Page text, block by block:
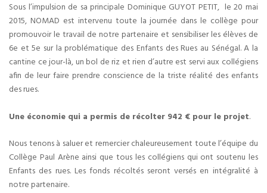
Sous l’impulsion de sa principale Dominique GUYOT PETIT, le 20 mai
2015, NOMAD est intervenu toute la journée dans le collège pour
promouvoir le travail de notre partenaire et sensibiliser les élèves de
6e et 5e sur la problématique des Enfants des Rues au Sénégal. A la
cantine ce jour-là, un bol de riz et rien d’autre est servi aux collégiens
afin de leur faire prendre conscience de la triste réalité des enfants
des rues.
Une économie qui a permis de récolter 942 € pour le projet.
Nous tenons à saluer et remercier chaleureusement toute l’équipe du
Collège Paul Arène ainsi que tous les collégiens qui ont soutenu les
Enfants des rues. Les fonds récoltés seront versés en intégralité à
notre partenaire.